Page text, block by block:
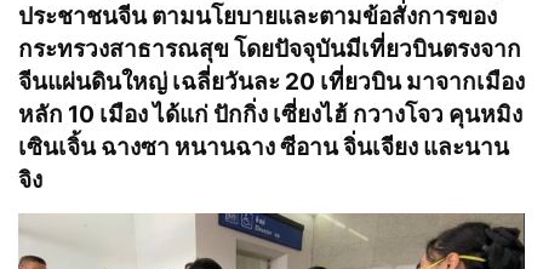
ประชาชนจีน ตามนโยบายและตามข้อสั่งการของ
กระทรวงสาธารณสุข โดยปัจจุบันมีเที่ยวบินตรงจาก
จีนแผ่นดินใหญ่ เฉลี่ยวันละ 20 เที่ยวบิน มาจากเมือง
หลัก 10 เมือง ได้แก่ ปักกิ่ง เซี่ยงไฮ้ กวางโจว คุนหมิง
เซินเจิ้น ฉางซา หนานฉาง ซีอาน จิ่นเจียง และนาน
จิง